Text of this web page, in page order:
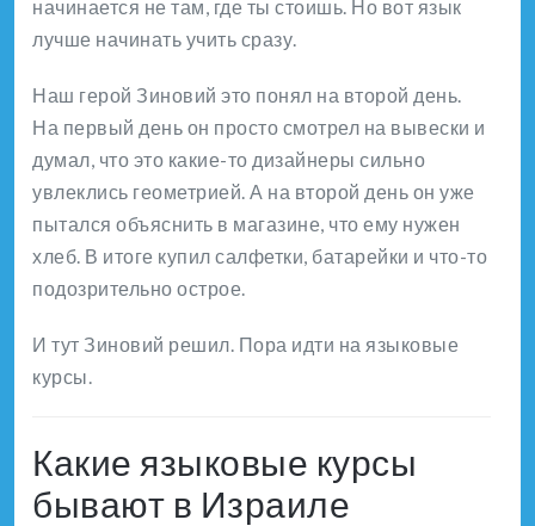
начинается не там, где ты стоишь. Но вот язык
лучше начинать учить сразу.
Наш герой Зиновий это понял на второй день.
На первый день он просто смотрел на вывески и
думал, что это какие-то дизайнеры сильно
увлеклись геометрией. А на второй день он уже
пытался объяснить в магазине, что ему нужен
хлеб. В итоге купил салфетки, батарейки и что-то
подозрительно острое.
И тут Зиновий решил. Пора идти на языковые
курсы.
Какие языковые курсы
бывают в Израиле